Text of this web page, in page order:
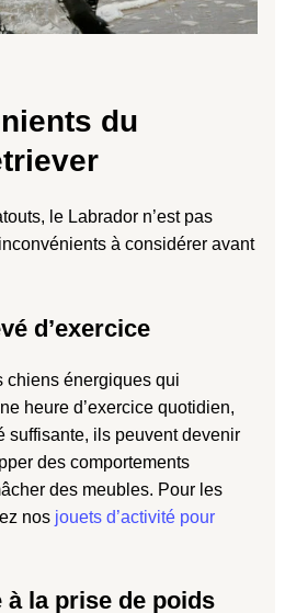
du
le Labrador n’est pas
à considérer avant
d’exercice
chiens énergiques qui
heure d’exercice quotidien,
suffisante, ils peuvent devenir
des comportements
des meubles. Pour les
nos jouets d’activité pour
à la prise de poids